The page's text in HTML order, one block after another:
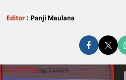
Editor : Panji Maulana